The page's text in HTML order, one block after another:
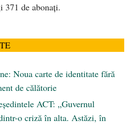
de abonați.
Noua carte de identitate fără
de călătorie
ACT: „Guvernul
o criză în alta. Astăzi, în